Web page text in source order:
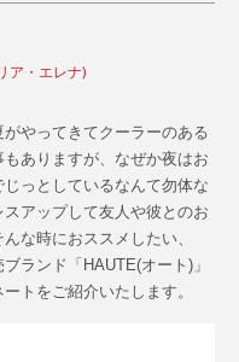
ア・エレナ)
やってきてクーラーのある
ありますが、なぜか夜はお
っとしているなんて勿体な
アップして友人や彼とのお
な時におススメしたい、
ランド「HAUTE(オート)」
トをご紹介いたします。